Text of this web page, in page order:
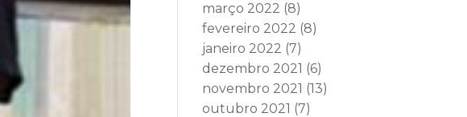
março 2022 (8)
fevereiro 2022 (8)
janeiro 2022 (7)
dezembro 2021 (6)
novembro 2021 (13)
outubro 2021 (7)